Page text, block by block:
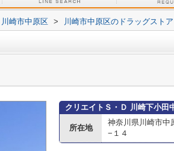
川崎市中原区 > 川崎市中原区のドラッグストア
クリエイトＳ・Ｄ 川崎下小田
所在地
神奈川県川崎市中
−１４